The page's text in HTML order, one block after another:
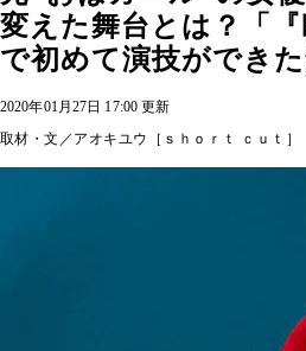
変えた舞台とは？「
で初めて演技ができた
2020年01月27日 17:00 更新
取材・文／アオキユウ［ｓｈｏｒｔ ｃｕｔ